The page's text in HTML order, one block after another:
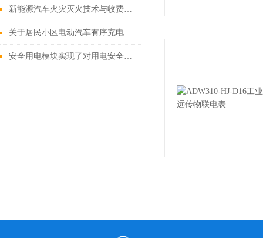
新能源汽车火灾灭火技术与收费管理平台的研究
关于居民小区电动汽车有序充电策略
安全用电模块实现了对用电安全的实时监测和管理